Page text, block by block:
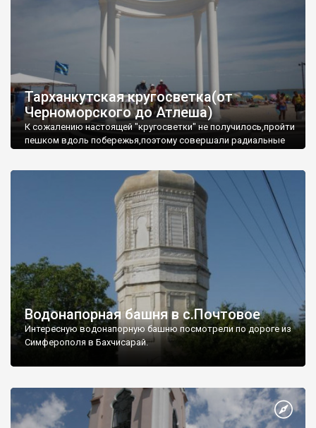
Тарханкутская кругосветка(от
Черноморского до Атлеша)
К сожалению настоящей "кругосветки" не получилось,пройти
пешком вдоль побережья,поэтому совершали радиальные
Водонапорная башня в с.Почтовое
Интересную водонапорную башню посмотрели по дороге из
Симферополя в Бахчисарай.